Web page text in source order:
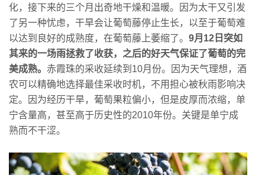
化，接下来的三个月出奇地干燥和温暖。因为太干又引发
了另一种忧虑，干旱会让葡萄藤停止生长，以至于葡萄难
以达到良好的成熟度，在葡萄藤上萎缩了。 9月12日突如
其来的一场雨拯救了收获，之后的好天气保证了葡萄的完
美成熟。 赤霞珠的采收延续到10月份。因为天气理想，酒
农可以精确地选择最佳采收时机，不用担心被秋雨影响决
定。因为经历干旱，葡萄果粒偏小，但是皮厚而浓缩，单
宁含量高，甚至高于历史性的2010年份。关键是单宁成
熟而不干涩。